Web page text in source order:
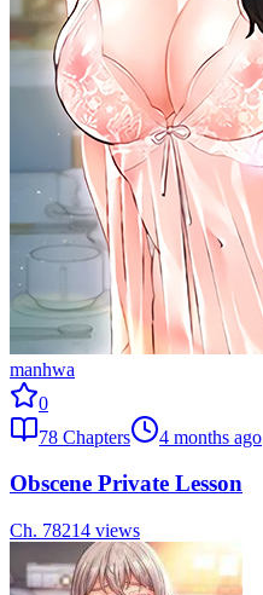
manhwa
0
78 Chapters 4 months ago
Obscene Private Lesson
Ch. 78214 views